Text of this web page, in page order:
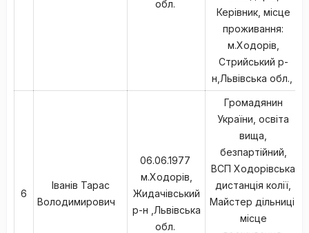
обл.
Керівник, місце
проживання:
м.Ходорів,
Стрийський р-
н,Львівська обл.,
6
Іванів Тарас
Володимирович
06.06.1977
м.Ходорів,
Жидачівський
р-н ,Львівська
обл.
Громадянин
України, освіта
вища,
безпартійний,
ВСП Ходорівська
дистанція колії,
Майстер дільниці,
місце